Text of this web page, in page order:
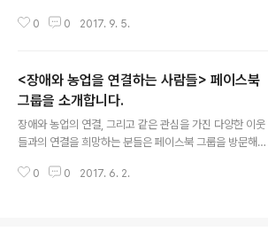
트치고 밤하늘 별보며 도란도란 이야기도 나누고함께 보면
라는뜰은 장애인 가족들과 쉼이 필요한 사람들이 편하게
찾아오는 농장을 만드는 꿈을 가지고 있습니다. 새 터전으
로 옮기면서 그런 공간을 만드는 일을 시작하려고 해요. 일
상적인 오락거리와 편의시설은 아주 많이 부족하지만, 그
덕분에 오히려 가족들과, 자연과, 새로운 친구들과 가까워
지는 시간이 되기를 기대합니다. 꿈이자라는뜰 캠핑데이:
0 0 2017. 9. 5.
<장애와 농업을 연결하는 사람들> 페이스북
그룹을 소개합니다.
장애와 농업의 연결, 그리고 같은 관심을 가진 다양한 이웃
들과의 연결을 희망하는 분들은 페이스북 그룹을 방문해주
aresymposia/ 최근 돌봄농업에 대한 관심이 늘어가기는
0 0 2017. 6. 2.